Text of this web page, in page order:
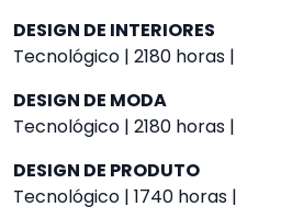
DESIGN DE INTERIORES
Tecnológico | 2180 horas |
DESIGN DE MODA
Tecnológico | 2180 horas |
DESIGN DE PRODUTO
Tecnológico | 1740 horas |